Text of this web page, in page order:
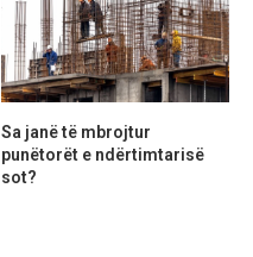
Sa janë të mbrojtur
punëtorët e ndërtimtarisë
sot?